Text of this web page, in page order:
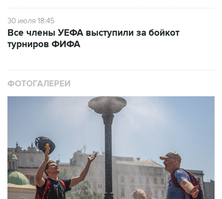
30 июля 18:45
Все члены УЕФА выступили за бойкот
турниров ФИФА
ФОТОГАЛЕРЕИ